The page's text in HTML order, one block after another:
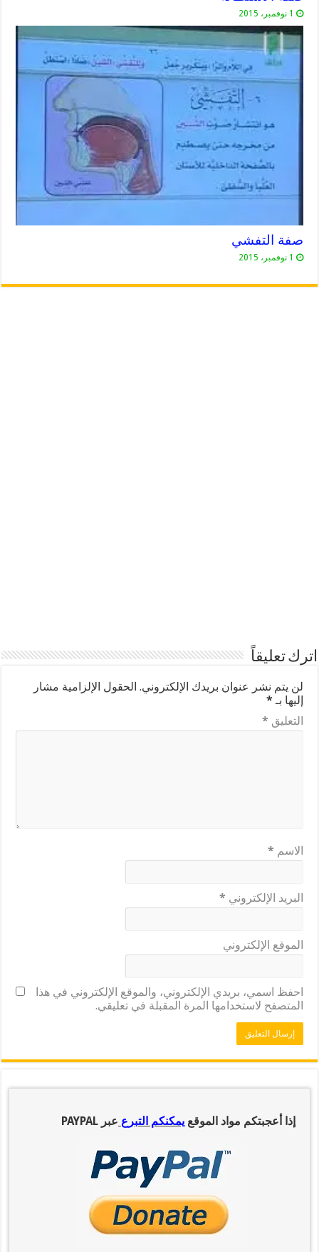
1 نوفمبر، 2015
صفة التفشي
1 نوفمبر، 2015
اترك تعليقاً
لن يتم نشر عنوان بريدك الإلكتروني. الحقول الإلزامية مشار
إليها بـ *
التعليق *
الاسم *
البريد الإلكتروني *
الموقع الإلكتروني
احفظ اسمي، بريدي الإلكتروني، والموقع الإلكتروني في هذا
المتصفح لاستخدامها المرة المقبلة في تعليقي.
إذا أعجبتكم مواد الموقع يمكنكم التبرع عبر PAYPAL